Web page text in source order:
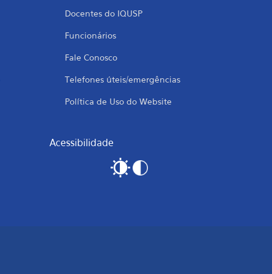
Docentes do IQUSP
Funcionários
Fale Conosco
Telefones úteis/emergências
Política de Uso do Website
Acessibilidade